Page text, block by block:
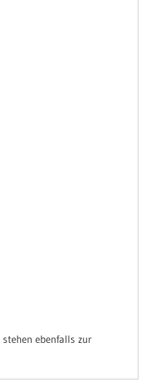
ebenfalls zur